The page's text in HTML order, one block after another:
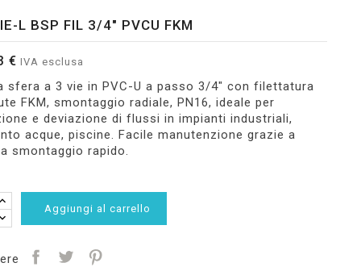
L BSP FIL 3/4" PVCU FKM
€ IVA esclusa
sfera a 3 vie in PVC-U a passo 3/4" con filettatura
FKM, smontaggio radiale, PN16, ideale per
e deviazione di flussi in impianti industriali,
acque, piscine. Facile manutenzione grazie a
smontaggio rapido.
Aggiungi al carrello